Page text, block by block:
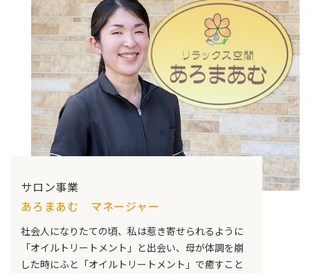
サロン事業
あろまあむ マネージャー
社会人になりたての頃、私は惹き寄せられるように
「オイルトリートメント」と出会い、母が体調を崩
した時にふと「オイルトリートメント」で癒すこと